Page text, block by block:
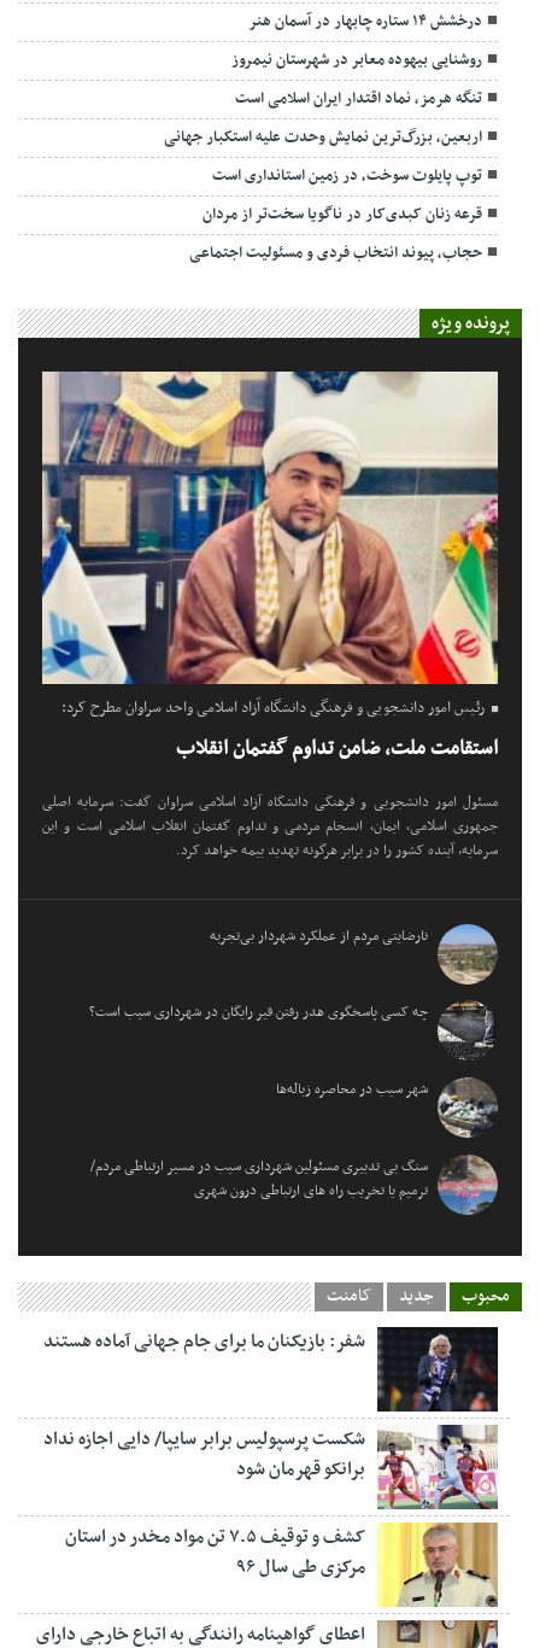
درخشش ۱۴ ستاره چابهار در آسمان هنر
روشنایی بیهوده معابر در شهرستان نیمروز
تنگه هرمز، نماد اقتدار ایران اسلامی است
اربعین، بزرگ‌ترین نمایش وحدت علیه استکبار جهانی
توپ پایلوت سوخت، در زمین استانداری است
قرعه زنان کبدی‌کار در ناگویا سخت‌تر از مردان
حجاب، پیوند انتخاب فردی و مسئولیت اجتماعی
پرونده ویژه
رئیس امور دانشجویی و فرهنگی دانشگاه آزاد اسلامی واحد سراوان مطرح کرد:
استقامت ملت، ضامن تداوم گفتمان انقلاب
مسئول امور دانشجویی و فرهنگی دانشگاه آزاد اسلامی سراوان گفت: سرمایه اصلی
جمهوری اسلامی، ایمان، انسجام مردمی و تداوم گفتمان انقلاب اسلامی است و این
سرمایه، آینده کشور را در برابر هرگونه تهدید بیمه خواهد کرد.
نارضایتی مردم از عملکرد شهردار بی‌تجربه
چه کسی پاسخگوی هدر رفتن قیر رایگان در شهرداری سیب است؟
شهر سیب در محاصره زباله‌ها
سنگ بی تدبیری مسئولین شهرداری سیب در مسیر ارتباطی مردم/
ترمیم یا تخریب راه های ارتباطی درون شهری
محبوب جدید کامنت
شفر: بازیکنان ما برای جام جهانی آماده هستند
شکست پرسپولیس برابر سایپا/ دایی اجازه نداد
برانکو قهرمان شود
کشف و توقیف ۷.۵ تن مواد مخدر در استان
مرکزی طی سال ۹۶
اعطای گواهینامه رانندگی به اتباع خارجی دارای